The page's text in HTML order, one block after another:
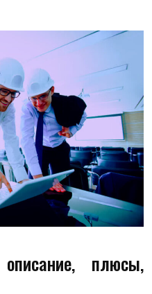
плюсы,